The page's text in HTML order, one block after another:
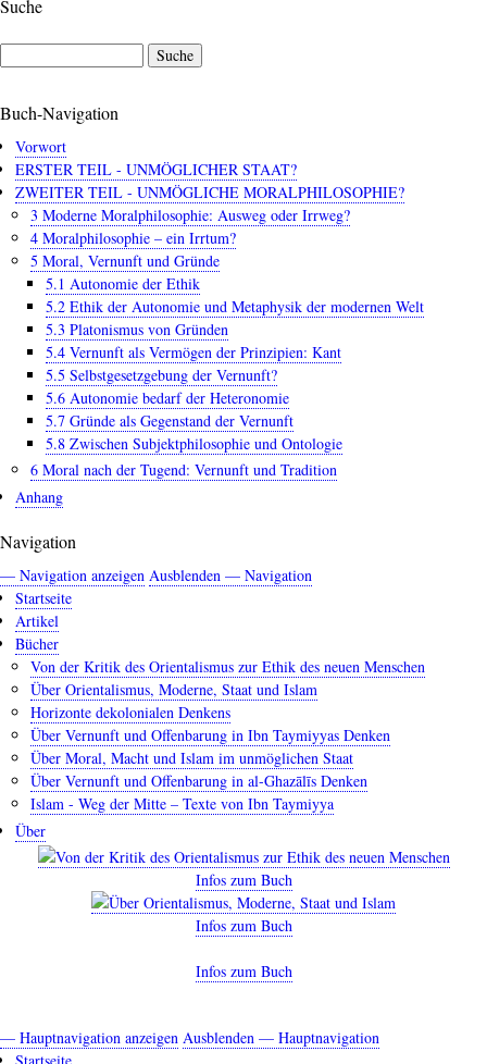
Blättern
im
Buch
Selbstgesetzgebung
der
Vernunft?
Suche
Buch-Navigation
Vorwort
ERSTER TEIL - UNMÖGLICHER STAAT?
ZWEITER TEIL - UNMÖGLICHE MORALPHILOSOPHIE?
3 Moderne Moralphilosophie: Ausweg oder Irrweg?
4 Moralphilosophie – ein Irrtum?
5 Moral, Vernunft und Gründe
5.1 Autonomie der Ethik
5.2 Ethik der Autonomie und Metaphysik der modernen Welt
5.3 Platonismus von Gründen
5.4 Vernunft als Vermögen der Prinzipien: Kant
5.5 Selbstgesetzgebung der Vernunft?
5.6 Autonomie bedarf der Heteronomie
5.7 Gründe als Gegenstand der Vernunft
5.8 Zwischen Subjektphilosophie und Ontologie
6 Moral nach der Tugend: Vernunft und Tradition
Anhang
Navigation
— Navigation anzeigen Ausblenden — Navigation
Startseite
Artikel
Bücher
Von der Kritik des Orientalismus zur Ethik des neuen Menschen
Über Orientalismus, Moderne, Staat und Islam
Horizonte dekolonialen Denkens
Über Vernunft und Offenbarung in Ibn Taymiyyas Denken
Über Moral, Macht und Islam im unmöglichen Staat
Über Vernunft und Offenbarung in al-Ghazālīs Denken
Islam - Weg der Mitte – Texte von Ibn Taymiyya
Über
Infos zum Buch
Infos zum Buch
Infos zum Buch
Hauptnavigation
— Hauptnavigation anzeigen Ausblenden — Hauptnavigation